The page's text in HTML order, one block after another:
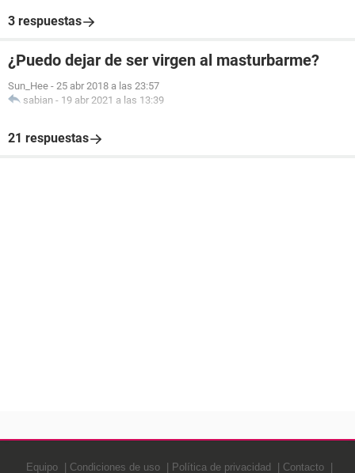
3 respuestas
¿Puedo dejar de ser virgen al masturbarme?
Sun_Hee - 25 abr 2018 a las 23:57
sabian - 19 abr 2021 a las 13:39
21 respuestas
Equipo Condiciones de uso Política de privacidad Contacto